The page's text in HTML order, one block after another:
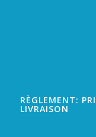
RÈGLEMENT:
LIVRAISON